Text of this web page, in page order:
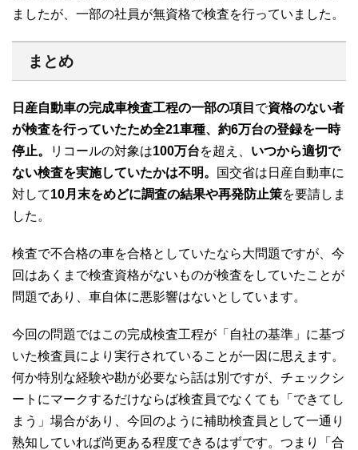
ましたが、一部の社員が無資格で検査を行っていました。
まとめ
日産自動車の完成車検査工程の一部の項目 で資格のない者
が検査を行っていたため全21車種、約6万台の登録を一時
停止。
リコールの対象は100万台を超え、 いつから適切で
ない検査を実施していたかは不明。
国交省は日産自動車に
対して10月末をめどに調査の結果や再発防止策を要請しま
した。
検査で不合格の車を合格としていたなら大問題ですが、今
回はあくまで検査資格がないものが検査をしていたことが
問題であり、車自体に悪影響はないとしています。
今回の問題ではこの完成検査工程が「自社の基準」に基づ
いた検査員により実行されていることが一因に思えます。
何か特別な経験や勘が必要なら話は別ですが、チェックシ
ートにマークするだけならば検査員でなくても「できてし
まう」場合があり、今回のように補助検査員として一通り
熟知していれば尚更ある程度できるはずです。つまり「合